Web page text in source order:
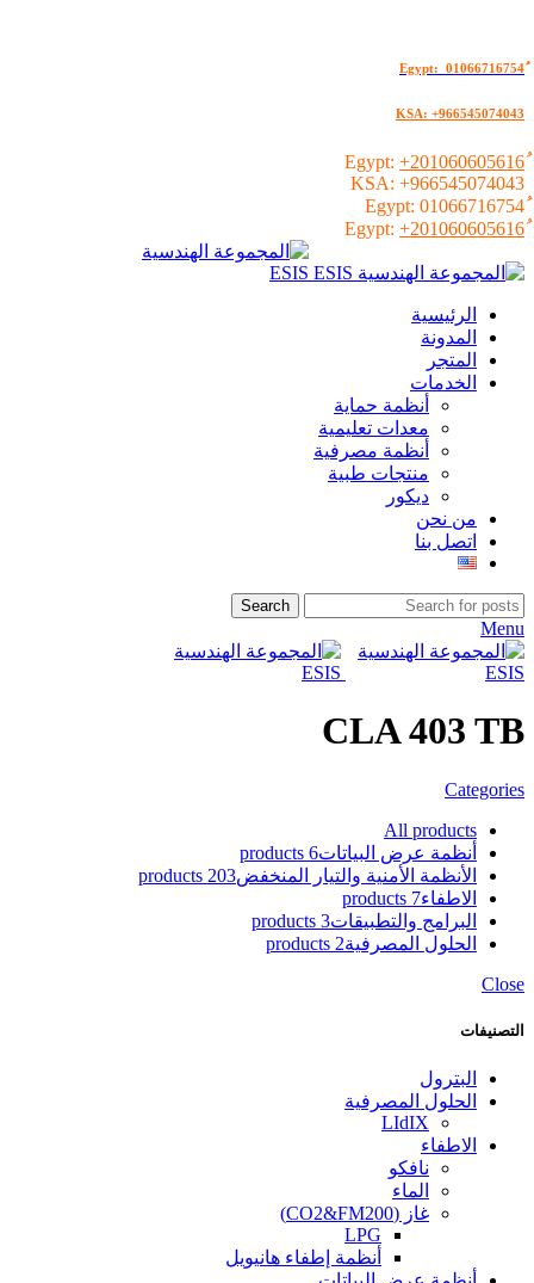
KSA: +966545074043
+201060605616
KSA: +966545074043
01066716754
+201060605616
الرئيسية
المدونة
المتجر
الخدمات
أنظمة حماية
معدات تعليمية
أنظمة مصرفية
منتجات طبية
ديكور
من نحن
اتصل بنا
Search
Menu
CLA 403 TB
Categories
All products
أنظمة عرض البياتات6 products
الأنظمة الأمنية والتيار المنخفض203 products
الاطفاء7 products
البرامج والتطبيقات3 products
الحلول المصرفية2 products
Close
التصنيفات
البترول
الحلول المصرفية
LIdIX
الاطفاء
نافكو
الماء
غاز (CO2&FM200)
LPG
أنظمة إطفاء هانيويل